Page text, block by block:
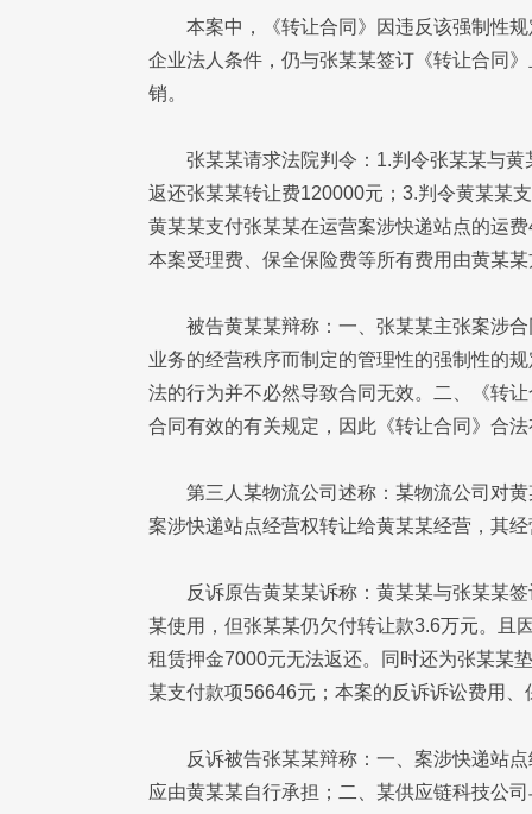
本案中，《转让合同》因违反该强制性
企业法人条件，仍与张某某签订《转让合同
销。
张某某请求法院判令：1.判令张某某与
返还张某某转让费120000元；3.判令黄某某
黄某某支付张某某在运营案涉快递站点的运
本案受理费、保全保险费等所有费用由黄某
被告黄某某辩称：一、张某某主张案涉
业务的经营秩序而制定的管理性的强制性的
法的行为并不必然导致合同无效。二、《转
合同有效的有关规定，因此《转让合同》合
第三人某物流公司述称：某物流公司对
案涉快递站点经营权转让给黄某某经营，其
反诉原告黄某某诉称：黄某某与张某某
某使用，但张某某仍欠付转让款3.6万元。且
租赁押金7000元无法返还。同时还为张某某
某支付款项56646元；本案的反诉诉讼费用
反诉被告张某某辩称：一、案涉快递站
应由黄某某自行承担；二、某供应链科技公